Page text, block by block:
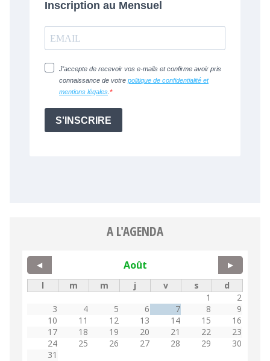
A L'AGENDA
Août
◀ ▶
l m m j v s
d
1
2
3
4 5 6 7 8
9
10
11 12 13 14 15
16
17
18 19 20 21 22
23
24
25 26 27 28 29
30
31